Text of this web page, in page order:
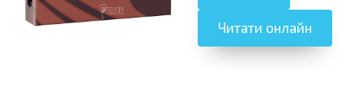
Читати онлайн